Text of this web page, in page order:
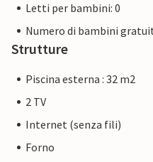
Letti per bambini: 0
Numero di bambini
Strutture
Piscina esterna : 32 m2
2 TV
Internet (senza fili)
Forno